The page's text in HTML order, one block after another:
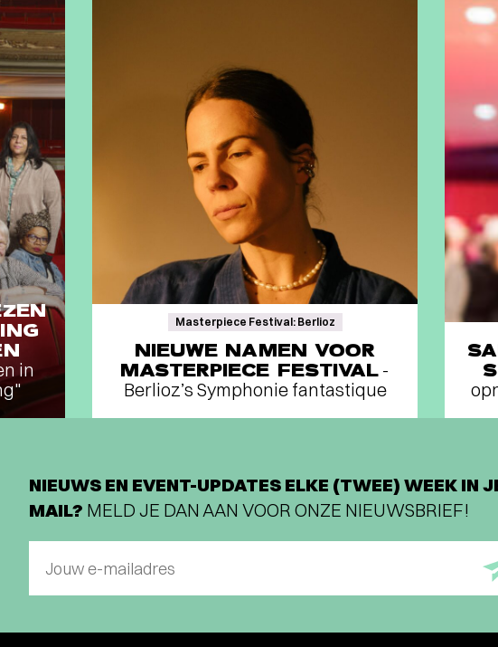
in
Masterpiece Festival: Berlioz
NIEUWE NAMEN VOOR
MASTERPIECE FESTIVAL -
Berlioz’s Symphonie fantastique
NIEUWS EN EVENT-UPDATES ELKE (TWEE) WEEK IN
MAIL? MELD JE DAN AAN VOOR ONZE NIEUWSBRIEF!
Jouw e-mailadres